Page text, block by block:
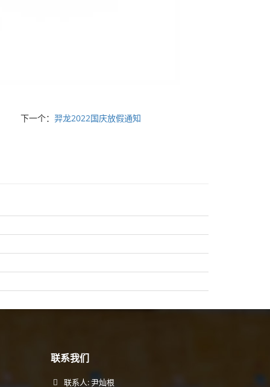
下一个：羿龙2022国庆放假通知
联系我们
联系人: 尹灿根